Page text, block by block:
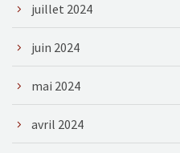
juillet 2024
juin 2024
mai 2024
avril 2024